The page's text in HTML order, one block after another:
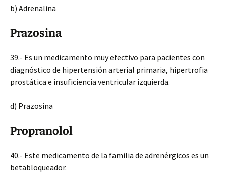
b) Adrenalina
Prazosina
39.- Es un medicamento muy efectivo para pacientes con
diagnóstico de hipertensión arterial primaria, hipertrofia
prostática e insuficiencia ventricular izquierda.
d) Prazosina
Propranolol
40.- Este medicamento de la familia de adrenérgicos es un
betabloqueador.